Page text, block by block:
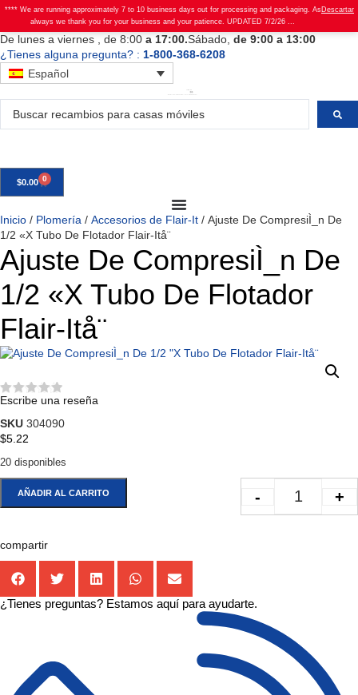
**** We are running approximately 7 to 10 business days out for processing and packaging. As
always we thank you for your business and your patience. UPDATED 7/2/26 ...
Descartar
De lunes a viernes , de 8:00 a 17:00.Sábado de 9:00 a 13:00
¿Tienes alguna pregunta? : 1-800-368-6208
Español
$0.00 0
Inicio / Plomería / Accesorios de Flair-It / Ajuste De CompresiÌ_n De
1/2 «X Tubo De Flotador Flair-Itå¨
Ajuste De CompresiÌ_n De
1/2 «X Tubo De Flotador
Flair-Itå¨
★★★★★
Escribe una reseña
SKU 304090
$5.22
20 disponibles
- +
AÑADIR AL CARRITO
compartir
¿Tienes preguntas? Estamos aquí para ayudarte.